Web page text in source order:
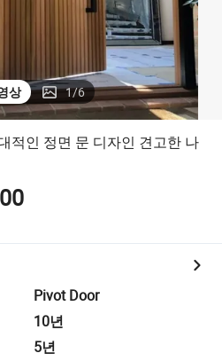
상 1/6
적인 정면 문 디자인 견고한 나
Pivot Door
10년
5년